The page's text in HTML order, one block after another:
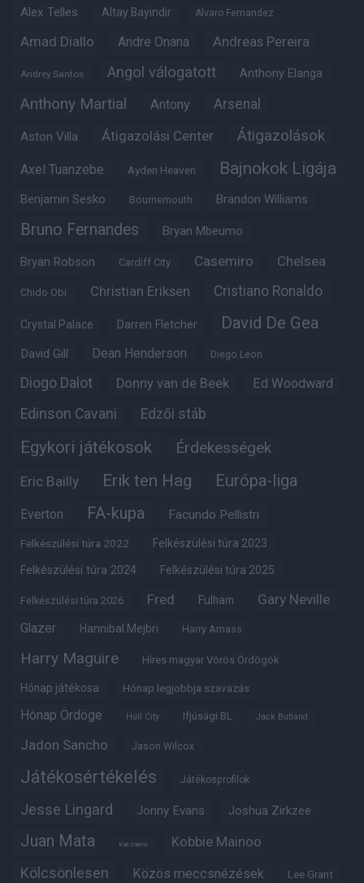
Alex Telles Altay Bayindir Alvaro Fernandez
Amad Diallo Andre Onana Andreas Pereira
Andrey Santos Angol válogatott Anthony Elanga
Anthony Martial Antony Arsenal
Aston Villa Átigazolási Center Átigazolások
Axel Tuanzebe Ayden Heaven Bajnokok Ligája
Benjamin Sesko Bournemouth Brandon Williams
Bruno Fernandes Bryan Mbeumo
Bryan Robson Cardiff City Casemiro Chelsea
Chido Obi Christian Eriksen Cristiano Ronaldo
Crystal Palace Darren Fletcher David De Gea
David Gill Dean Henderson Diego Leon
Diogo Dalot Donny van de Beek Ed Woodward
Edinson Cavani Edzői stáb
Egykori játékosok Érdekességek
Eric Bailly Erik ten Hag Európa-liga
Everton FA-kupa Facundo Pellistri
Felkészülési túra 2022 Felkészülési túra 2023
Felkészülési túra 2024 Felkészülési túra 2025
Felkészülési túra 2026 Fred Fulham Gary Neville
Glazer Hannibal Mejbri Harry Amass
Harry Maguire Híres magyar Vörös Ördögök
Hónap játékosa Hónap legjobbja szavazás
Hónap Ördöge Hull City Ifjúsági BL Jack Butland
Jadon Sancho Jason Wilcox
Játékosértékelés Játékosprofilok
Jesse Lingard Jonny Evans Joshua Zirkzee
Juan Mata Karl Darlow Kobbie Mainoo
Kölcsönlesen Közös meccsnézések Lee Grant